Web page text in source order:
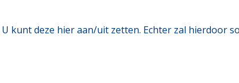
kunt deze hier aan/uit zetten. Echter zal hierdoor